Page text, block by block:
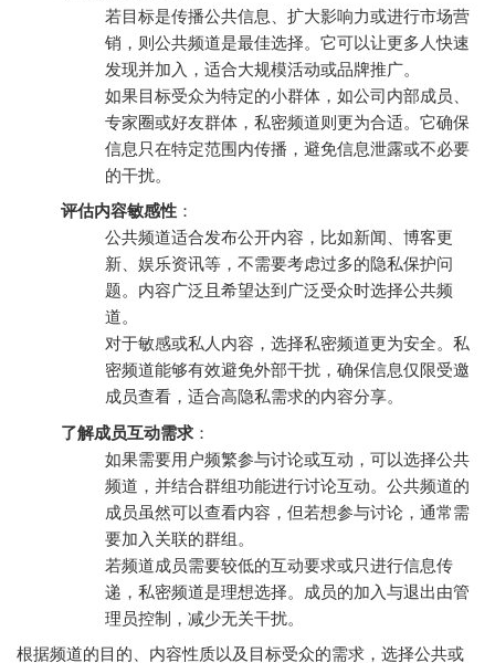
若目标是传播公共信息、扩大影响力或进行市场营
销，则公共频道是最佳选择。它可以让更多人快速
发现并加入，适合大规模活动或品牌推广。
如果目标受众为特定的小群体，如公司内部成员、
专家圈或好友群体，私密频道则更为合适。它确保
信息只在特定范围内传播，避免信息泄露或不必要
的干扰。
评估内容敏感性 ：
公共频道适合发布公开内容，比如新闻、博客更
新、娱乐资讯等，不需要考虑过多的隐私保护问
题。内容广泛且希望达到广泛受众时选择公共频
道。
对于敏感或私人内容，选择私密频道更为安全。私
密频道能够有效避免外部干扰，确保信息仅限受邀
成员查看，适合高隐私需求的内容分享。
了解成员互动需求 ：
如果需要用户频繁参与讨论或互动，可以选择公共
频道，并结合群组功能进行讨论互动。公共频道的
成员虽然可以查看内容，但若想参与讨论，通常需
要加入关联的群组。
若频道成员需要较低的互动要求或只进行信息传
递，私密频道是理想选择。成员的加入与退出由管
理员控制，减少无关干扰。
根据频道的目的、内容性质以及目标受众的需求，选择公共或